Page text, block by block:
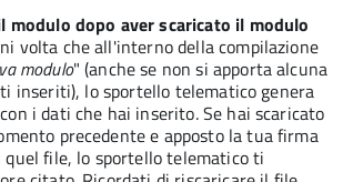
modulo dopo aver scaricato il modulo
volta che all'interno della compilazione
modulo" (anche se non si apporta alcuna
inseriti), lo sportello telematico genera
i dati che hai inserito. Se hai scaricato
precedente e apposto la tua firma
file, lo sportello telematico ti